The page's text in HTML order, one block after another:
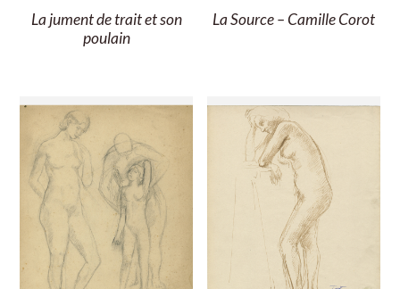
La jument de trait et son
poulain
La Source – Camille Corot